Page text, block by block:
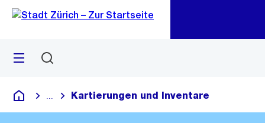
Navigation
Sprunglink
Menü
Deutsch
Blende alle Breadcrumbs ein
Kartierungen und Inventare